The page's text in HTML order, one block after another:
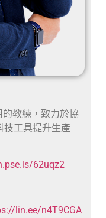
教練，致力於協
技工具提升生產
62uqz2
lin.ee/n4T9CGA